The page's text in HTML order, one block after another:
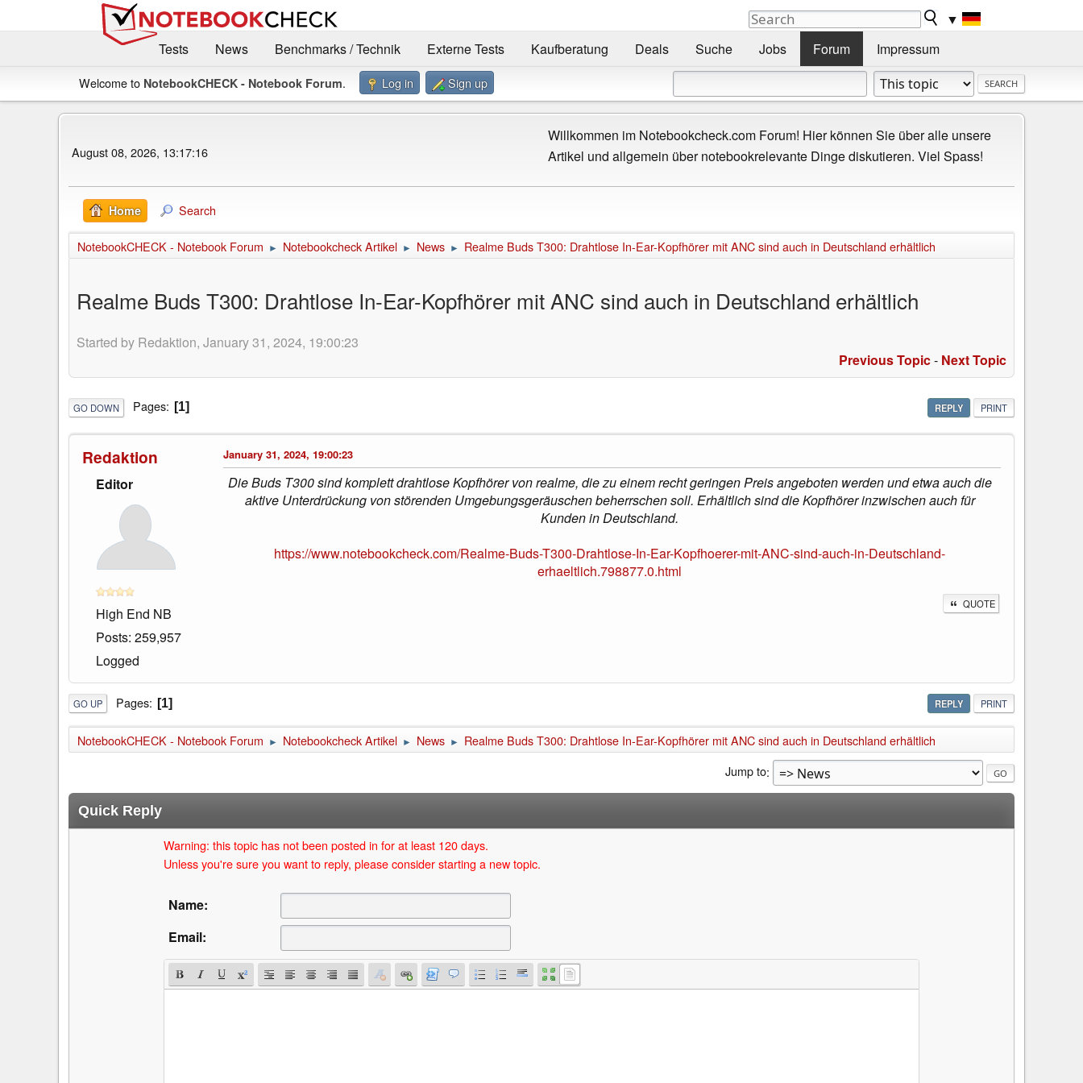
▼
Tests
News Benchmarks / Technik Externe Tests Kaufberatung Deals Suche Jobs Forum Impressum
Welcome to NotebookCHECK - Notebook Forum. Log in Sign up
August 08, 2026, 13:17:16
Willkommen im Notebookcheck.com Forum! Hier können Sie über alle unsere
Artikel und allgemein über notebookrelevante Dinge diskutieren. Viel Spass!
Home Search
NotebookCHECK - Notebook Forum ► Notebookcheck Artikel ► News ► Realme Buds T300: Drahtlose In-Ear-Kopfhörer mit ANC sind auch in Deutschland erhältlich
Realme Buds T300: Drahtlose In-Ear-Kopfhörer mit ANC sind auch in Deutschland erhältlich
Started by Redaktion, January 31, 2024, 19:00:23
Previous Topic- Next Topic
REPLY PRINT
GO DOWN Pages 1
Redaktion
Editor
High End NB
Posts: 259,957
Logged
January 31, 2024, 19:00:23
Die Buds T300 sind komplett drahtlose Kopfhörer von realme, die zu einem recht geringen Preis angeboten werden und etwa auch die
aktive Unterdrückung von störenden Umgebungsgeräuschen beherrschen soll. Erhältlich sind die Kopfhörer inzwischen auch für
Kunden in Deutschland.
https://www.notebookcheck.com/Realme-Buds-T300-Drahtlose-In-Ear-Kopfhoerer-mit-ANC-sind-auch-in-Deutschland-
erhaeltlich.798877.0.html
QUOTE
REPLY PRINT
GO UP Pages 1
NotebookCHECK - Notebook Forum ► Notebookcheck Artikel ► News ►
Realme Buds T300: Drahtlose In-Ear-Kopfhörer mit ANC sind auch in Deutschland erhältlich
Jump to
Quick Reply
Warning: this topic has not been posted in for at least 120 days.
Unless you're sure you want to reply, please consider starting a new topic.
Name:
Email: